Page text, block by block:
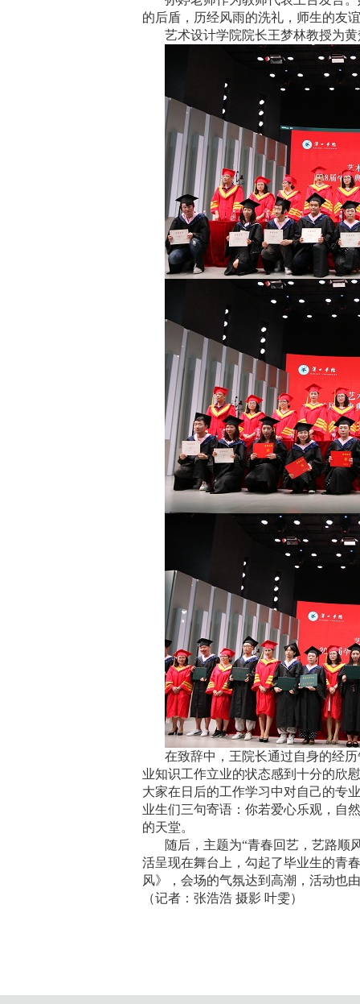
的后盾，历经风雨的洗礼，师生的友
艺术设计学院院长王梦林教授为
在致辞中，王院长通过自身的经
业知识工作立业的状态感到十分的欣
大家在日后的工作学习中对自己的专
业生们三句寄语：你若爱心乐观，自
的天堂。
随后，主题为“青春回艺，艺路顺
活呈现在舞台上，勾起了毕业生的青
风》，会场的气氛达到高潮，活动也
（记者：张浩浩 摄影 叶雯）